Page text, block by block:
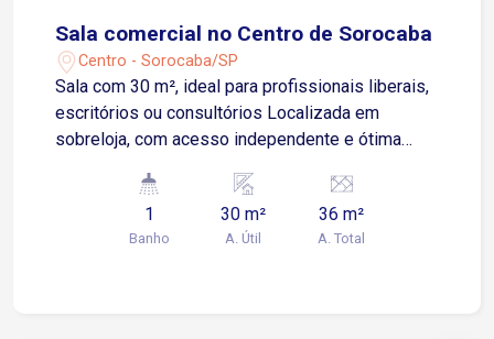
Sala comercial no Centro de Sorocaba
Centro - Sorocaba/SP
Sala com 30 m², ideal para profissionais liberais,
escritórios ou consultórios Localizada em
sobreloja, com acesso independente e ótima
banheiro privativo Sistema de interfone,
oferecendo maior segurança e controle de
1
Banho
30 m²
A. Útil
36 m²
A. Total